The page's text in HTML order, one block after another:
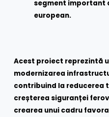
segment important
european.
Acest proiect reprezintă
modernizarea
contribuind la reducerea
creșterea siguranței
crearea unui cadru